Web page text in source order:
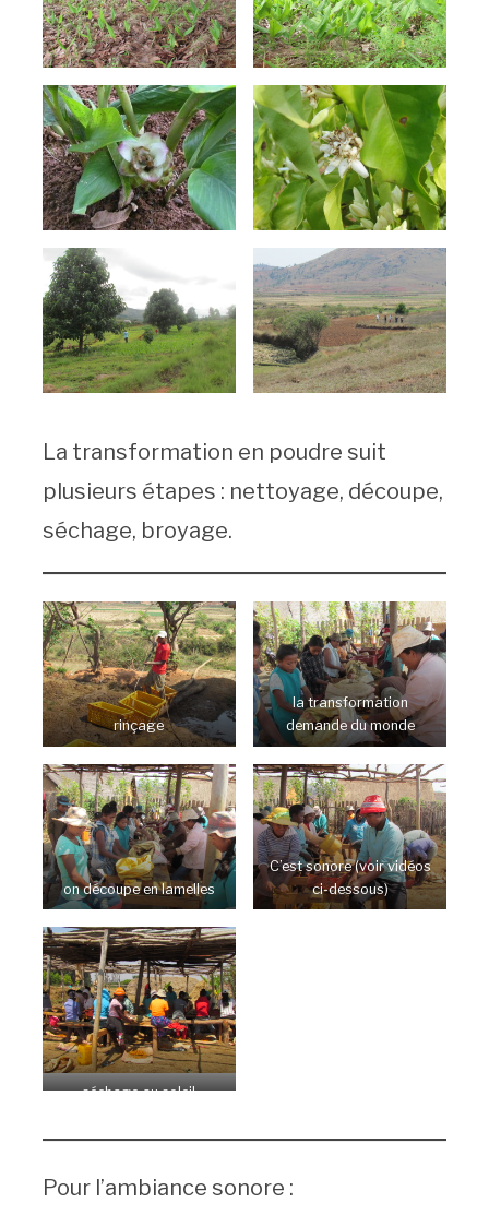
La transformation en poudre suit
plusieurs étapes : nettoyage, découpe,
séchage, broyage.
rinçage
la transformation
demande du monde
on découpe en lamelles
C’est sonore (voir vidéos
ci-dessous)
séchage au soleil
Pour l’ambiance sonore :